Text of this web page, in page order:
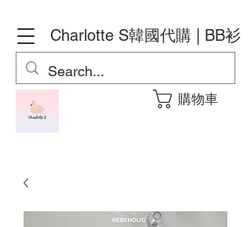
Charlotte S韓國代購 | BB衫
購物車